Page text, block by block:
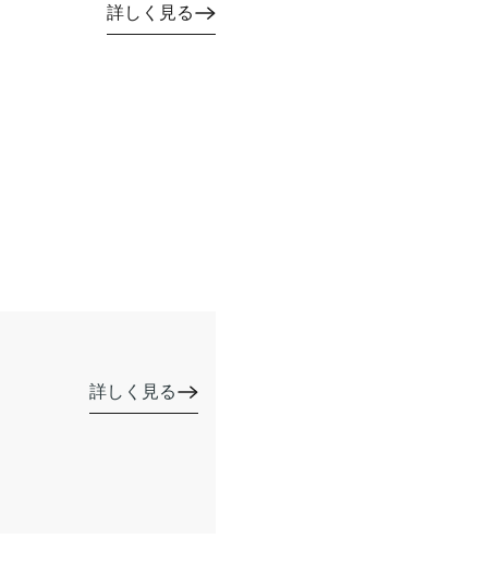
詳しく見る
詳しく見る